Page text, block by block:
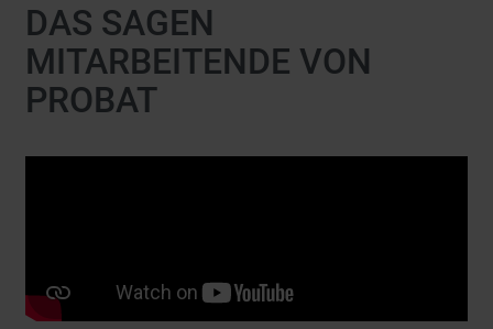
DAS SAGEN
MITARBEITENDE VON
PROBAT